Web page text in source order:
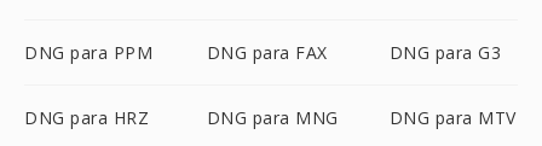
DNG para PPM DNG para FAX DNG para G3
DNG para HRZ DNG para MNG DNG para MTV